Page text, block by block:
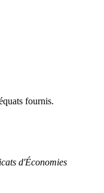
fournis.
d'Économies